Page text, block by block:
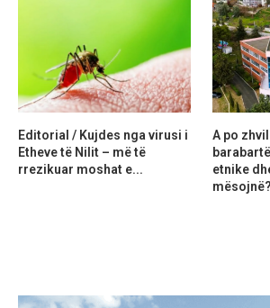
Editorial / Kujdes nga virusi i
Etheve të Nilit – më të
rrezikuar moshat e...
A po
etnike
mësojnë?